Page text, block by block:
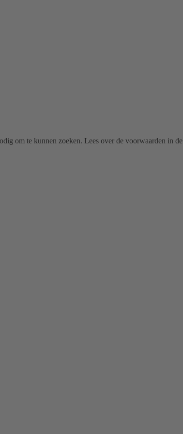
om te kunnen zoeken. Lees over de voorwaarden in de